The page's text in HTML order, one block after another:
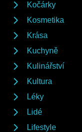
Kočárky
Kosmetika
Krása
Kuchyně
Kulinářství
Kultura
Léky
Lidé
Lifestyle